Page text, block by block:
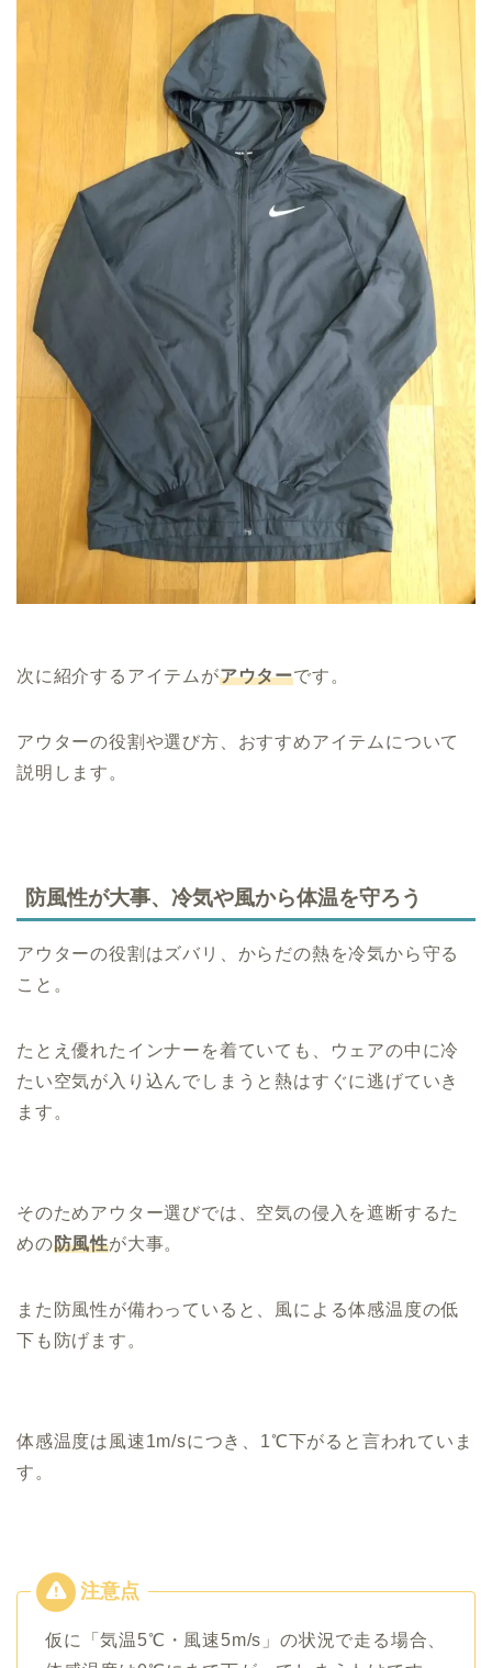
次に紹介するアイテムがアウターです。
アウターの役割や選び方、おすすめアイテムについて
説明します。
防風性が大事、冷気や風から体温を守ろう
アウターの役割はズバリ、からだの熱を冷気から守る
こと。
たとえ優れたインナーを着ていても、ウェアの中に冷
たい空気が入り込んでしまうと熱はすぐに逃げていき
ます。
そのためアウター選びでは、空気の侵入を遮断するた
めの防風性が大事。
また防風性が備わっていると、風による体感温度の低
下も防げます。
体感温度は風速1m/sにつき、1℃下がると言われていま
す。
仮に「気温5℃・風速5m/s」の状況で走る場合、